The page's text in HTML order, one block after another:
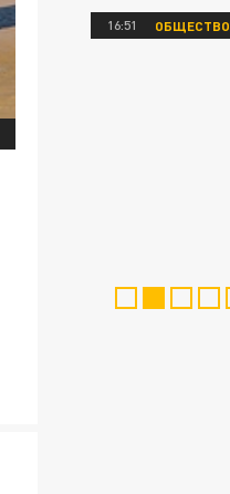
16:51 ОБЩЕСТВО